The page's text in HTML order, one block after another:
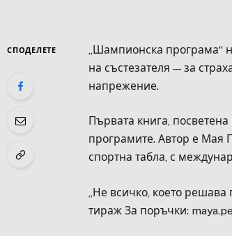
СПОДЕЛЕТЕ
„Шампионска програма“
на състезателя — за
напрежение.
Първата книга,
програмите. Автор е Мая
спортна табла, с
„Не всичко, което
тираж За поръчки: